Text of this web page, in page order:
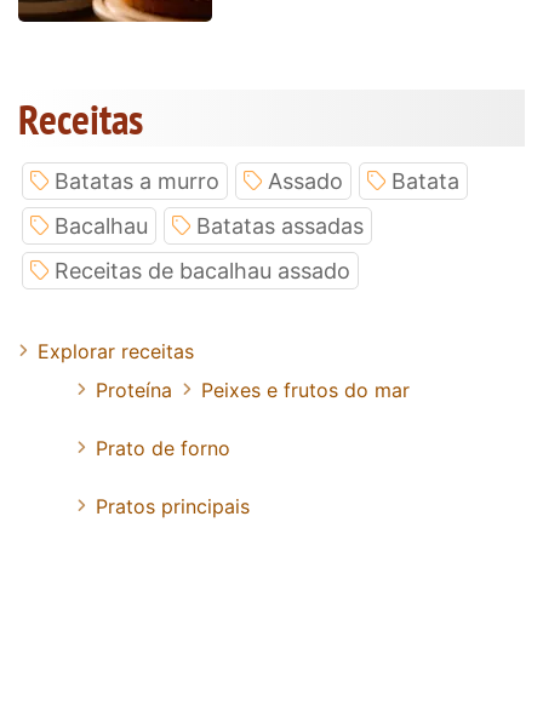
Receitas
Batatas a murro Assado
Batata
Bacalhau
Batatas assadas
Receitas de bacalhau assado
Explorar receitas
Proteína
Peixes e frutos do mar
Prato de forno
Pratos principais